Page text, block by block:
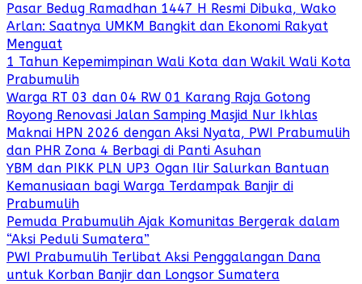
Pasar Bedug Ramadhan 1447 H Resmi Dibuka, Wako
Arlan: Saatnya UMKM Bangkit dan Ekonomi Rakyat
Menguat
1 Tahun Kepemimpinan Wali Kota dan Wakil Wali Kota
Prabumulih
Warga RT 03 dan 04 RW 01 Karang Raja Gotong
Royong Renovasi Jalan Samping Masjid Nur Ikhlas
Maknai HPN 2026 dengan Aksi Nyata, PWI Prabumulih
dan PHR Zona 4 Berbagi di Panti Asuhan
YBM dan PIKK PLN UP3 Ogan Ilir Salurkan Bantuan
Kemanusiaan bagi Warga Terdampak Banjir di
Prabumulih
Pemuda Prabumulih Ajak Komunitas Bergerak dalam
“Aksi Peduli Sumatera”
PWI Prabumulih Terlibat Aksi Penggalangan Dana
untuk Korban Banjir dan Longsor Sumatera